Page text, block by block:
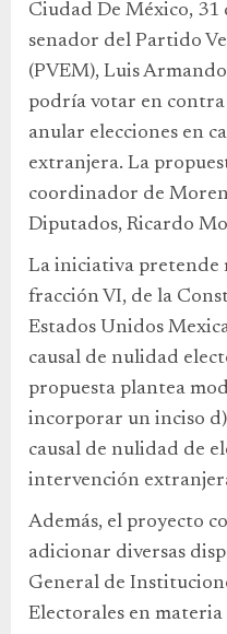
Ciudad De México, 31
senador del Partido
(PVEM), Luis
podría votar en contra
anular elecciones en
extranjera. La
coordinador de
Diputados, Ricardo
La iniciativa pretende
fracción VI, de la
Estados Unidos
causal de nulidad
propuesta plantea
incorporar un inciso d)
causal de nulidad de
intervención
Además, el proyecto
adicionar diversas
General de
Electorales en